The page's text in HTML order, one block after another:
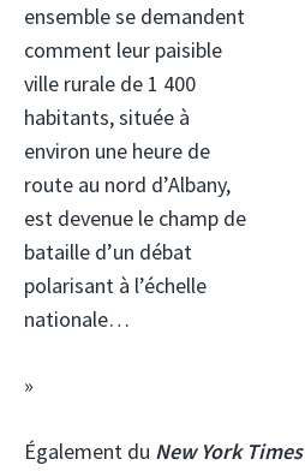
ensemble se demandent
comment leur paisible
ville rurale de 1 400
habitants, située à
environ une heure de
route au nord d’Albany,
est devenue le champ de
bataille d’un débat
polarisant à l’échelle
nationale…
»
Également du New York Times